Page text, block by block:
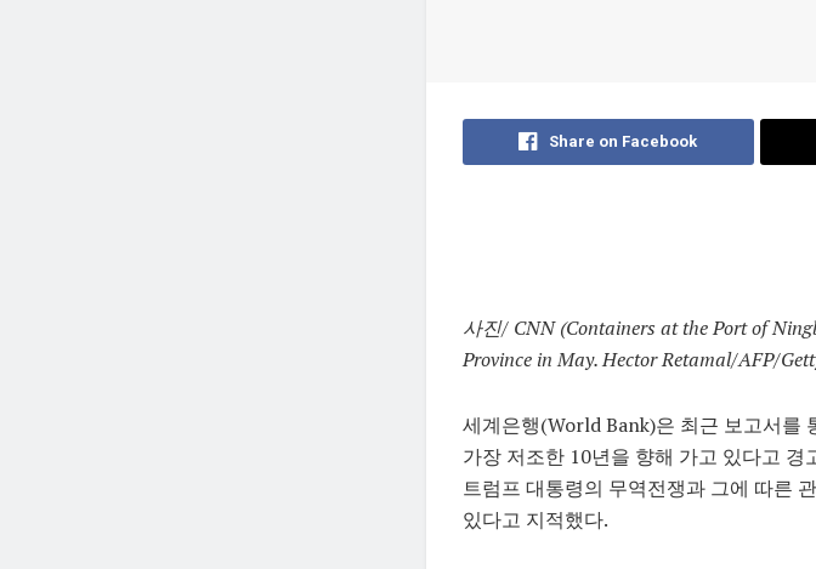
Share on Facebook
사진/ CNN (Containers at the Port of
Province in May.Hector Retamal/AFP/
세계은행(World Bank)은 최근 보고서를
가장 저조한 10년을 향해 가고 있다고
트럼프 대통령의 무역전쟁과 그에 따른
있다고 지적했다.